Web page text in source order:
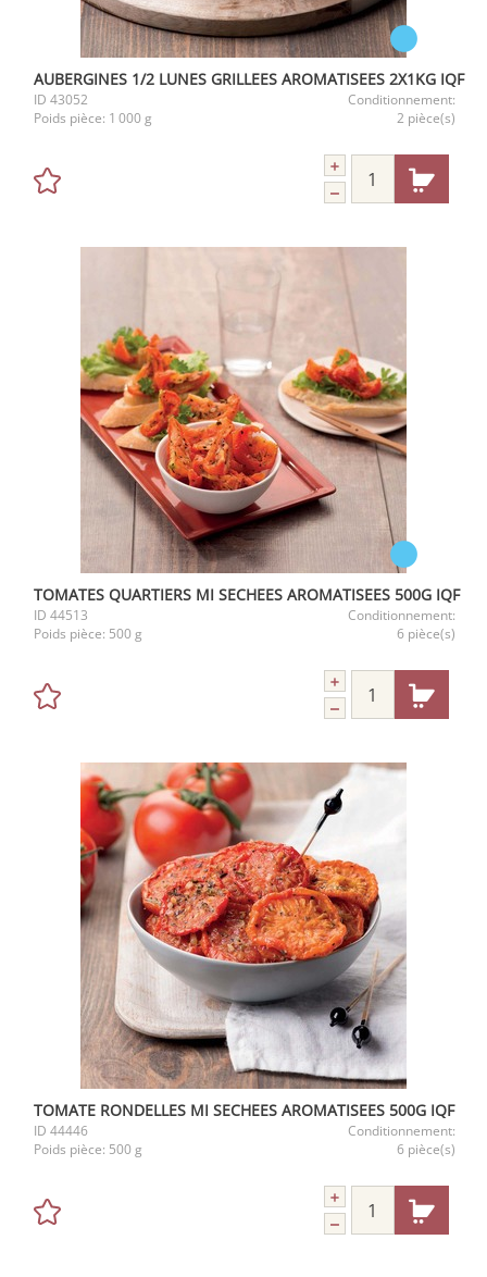
AUBERGINES 1/2 LUNES GRILLEES AROMATISEES 2X1KG IQF
ID 43052
Conditionnement:
Poids pièce: 1 000 g 2 pièce(s)
TOMATES QUARTIERS MI SECHEES AROMATISEES 500G IQF
ID 44513
Conditionnement:
Poids pièce: 500 g 6 pièce(s)
TOMATE RONDELLES MI SECHEES AROMATISEES 500G IQF
ID 44446
Conditionnement:
Poids pièce: 500 g 6 pièce(s)